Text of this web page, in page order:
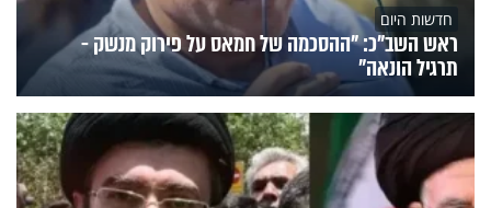
חדשות היום
ראש השב"כ: "ההסכמה של חמאס על פירוק מנשק -
תרגיל הונאה"